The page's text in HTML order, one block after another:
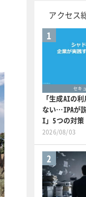
アクセス
1
セキ
「生成AIの
ない…IPAが
I」5つの対策
2026/08/03
2